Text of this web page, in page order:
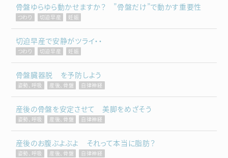
骨盤ゆらゆら動かせますか？ ”骨盤だけ”で動かす重要性
つわり 切迫早産 妊娠
切迫早産で安静がツライ・・
つわり 切迫早産 妊娠
骨盤臓器脱 を予防しよう
姿勢、呼吸 産後、骨盤 自律神経
産後の骨盤を安定させて 美脚をめざそう
姿勢、呼吸 産後、骨盤 自律神経
産後のお腹ぶよぶよ それって本当に脂肪？
姿勢、呼吸 産後、骨盤 自律神経